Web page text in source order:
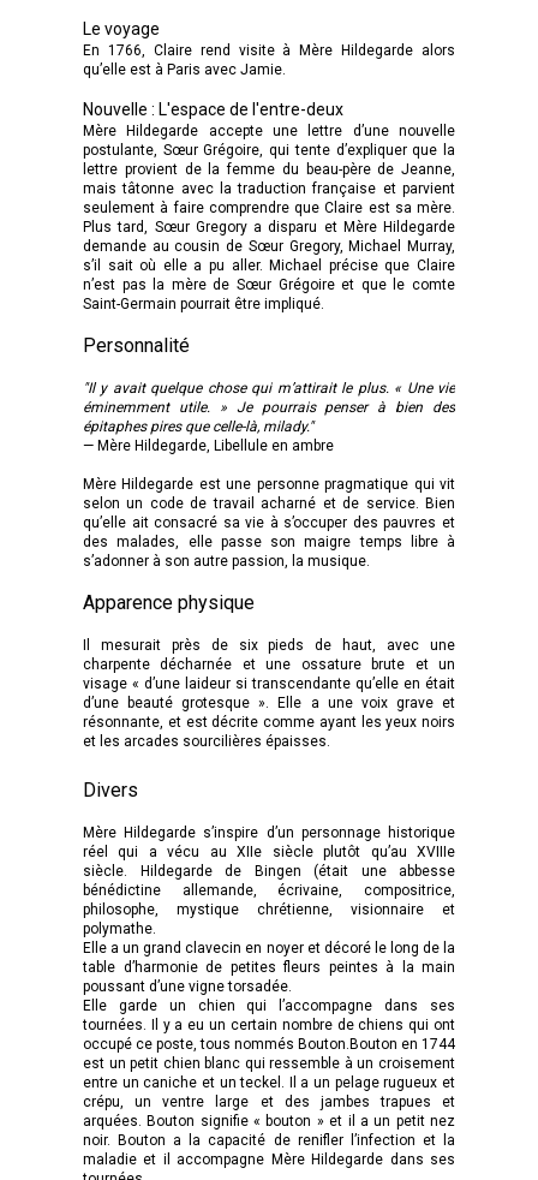
Le voyage
En 1766, Claire rend visite à Mère Hildegarde alors
qu’elle est à Paris avec Jamie.
Nouvelle : L'espace de l'entre-deux
Mère Hildegarde accepte une lettre d’une nouvelle
postulante, Sœur Grégoire, qui tente d’expliquer que la
lettre provient de la femme du beau-père de Jeanne,
mais tâtonne avec la traduction française et parvient
seulement à faire comprendre que Claire est sa mère.
Plus tard, Sœur Gregory a disparu et Mère Hildegarde
demande au cousin de Sœur Gregory, Michael Murray,
s’il sait où elle a pu aller. Michael précise que Claire
n’est pas la mère de Sœur Grégoire et que le comte
Saint-Germain pourrait être impliqué.
Personnalité
"Il y avait quelque chose qui m’attirait le plus. « Une vie
éminemment utile. » Je pourrais penser à bien des
épitaphes pires que celle-là, milady."
— Mère Hildegarde, Libellule en ambre
Mère Hildegarde est une personne pragmatique qui vit
selon un code de travail acharné et de service. Bien
qu’elle ait consacré sa vie à s’occuper des pauvres et
des malades, elle passe son maigre temps libre à
s’adonner à son autre passion, la musique.
Apparence physique
Il mesurait près de six pieds de haut, avec une
charpente décharnée et une ossature brute et un
visage « d’une laideur si transcendante qu’elle en était
d’une beauté grotesque ». Elle a une voix grave et
résonnante, et est décrite comme ayant les yeux noirs
et les arcades sourcilières épaisses.
Divers
Mère Hildegarde s’inspire d’un personnage historique
réel qui a vécu au XIIe siècle plutôt qu’au XVIIIe
siècle. Hildegarde de Bingen (était une abbesse
bénédictine allemande, écrivaine, compositrice,
philosophe, mystique chrétienne, visionnaire et
polymathe.
Elle a un grand clavecin en noyer et décoré le long de la
table d’harmonie de petites fleurs peintes à la main
poussant d’une vigne torsadée.
Elle garde un chien qui l’accompagne dans ses
tournées. Il y a eu un certain nombre de chiens qui ont
occupé ce poste, tous nommés Bouton.Bouton en 1744
est un petit chien blanc qui ressemble à un croisement
entre un caniche et un teckel. Il a un pelage rugueux et
crépu, un ventre large et des jambes trapues et
arquées. Bouton signifie « bouton » et il a un petit nez
noir. Bouton a la capacité de renifler l’infection et la
maladie et il accompagne Mère Hildegarde dans ses